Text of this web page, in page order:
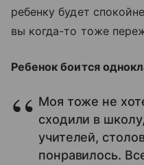
ребенку будет
вы когда-то тоже
Ребенок боится
Моя тоже не
сходили в
учителей,
понравилось.